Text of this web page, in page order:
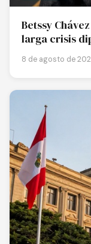
Betssy
larga crisis
8 de agosto de